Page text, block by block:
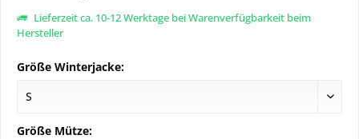
Lieferzeit ca. 10-12 Werktage bei Warenverfügbarkeit beim
Hersteller
Größe Winterjacke:
Größe Mütze: